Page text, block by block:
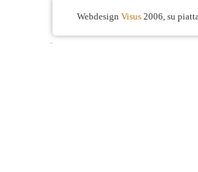
Webdesign Visus 2006, su